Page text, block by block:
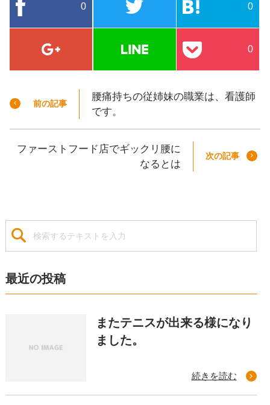
0 0
0
前の記事
腰痛持ちの従姉妹の職業は、看護師
です。
次の記事
ファーストフード店でギックリ腰に
なるとは
最近の投稿
またテニスが出来る様になり
ました。
続きを読む